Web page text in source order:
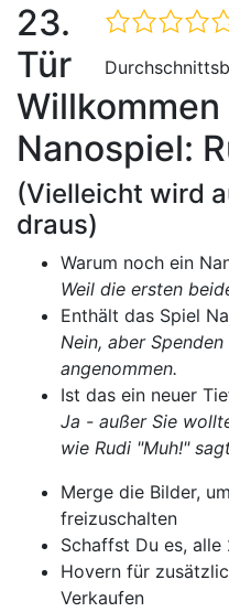
23.
Tür
Nanospiel:
(Vielleicht wird
draus)
Warum noch ein
Weil die ersten
Enthält das Spiel
Nein, aber
angenommen.
Ist das ein neuer
Ja - außer Sie
wie Rudi "Muh!"
Merge die Bilder,
freizuschalten
Schaffst Du es,
Hovern für
Verkaufen